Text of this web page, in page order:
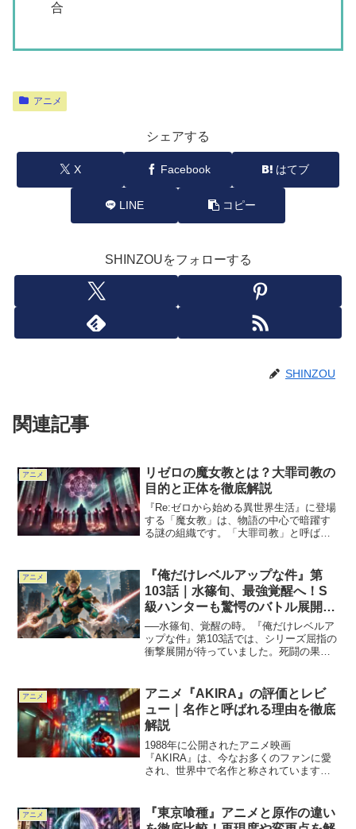
合
アニメ
シェアする
X Facebook はてブ
LINE コピー
SHINZOUをフォローする
SHINZOU
関連記事
アニメ
リゼロの魔女教とは？大罪司教の
目的と正体を徹底解説
『Re:ゼロから始める異世界生活』に登場
する「魔女教」は、物語の中心で暗躍す
る謎の組織です。「大罪司教」と呼ばれ
動しています。この記事では、リゼロの
「魔女教」組織の概要か...
アニメ
『俺だけレベルアップな件』第
103話｜水篠旬、最強覚醒へ！S
級ハンターも驚愕のバトル展開
【ネタバレあり】
──水篠旬、覚醒の時。『俺だけレベルア
ップな件』第103話では、シリーズ屈指の
衝撃展開が待っていました。死闘の果て
の覚醒バトルの全貌と、読後に湧き上が
る感情をたっぷ...
アニメ
アニメ『AKIRA』の評価とレビ
ュー｜名作と呼ばれる理由を徹底
解説
1988年に公開されたアニメ映画
『AKIRA』は、今なお多くのファンに愛
され、世界中で名作と称されています。
ーション技術やストーリー性、文化的影
響などが深く関わっていま...
アニメ
『東京喰種』アニメと原作の違い